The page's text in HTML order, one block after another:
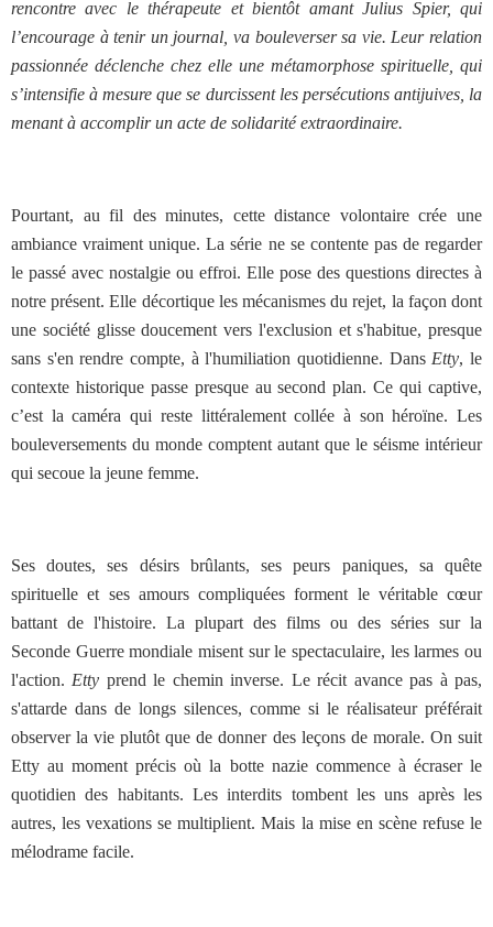
rencontre avec le thérapeute et bientôt amant Julius Spier, qui
l’encourage à tenir un journal, va bouleverser sa vie. Leur relation
passionnée déclenche chez elle une métamorphose spirituelle, qui
s’intensifie à mesure que se durcissent les persécutions antijuives, la
menant à accomplir un acte de solidarité extraordinaire.
Pourtant, au fil des minutes, cette distance volontaire crée une
ambiance vraiment unique. La série ne se contente pas de regarder
le passé avec nostalgie ou effroi. Elle pose des questions directes à
notre présent. Elle décortique les mécanismes du rejet, la façon dont
une société glisse doucement vers l'exclusion et s'habitue, presque
sans s'en rendre compte, à l'humiliation quotidienne. Dans Etty, le
contexte historique passe presque au second plan. Ce qui captive,
c’est la caméra qui reste littéralement collée à son héroïne. Les
bouleversements du monde comptent autant que le séisme intérieur
qui secoue la jeune femme.
Ses doutes, ses désirs brûlants, ses peurs paniques, sa quête
spirituelle et ses amours compliquées forment le véritable cœur
battant de l'histoire. La plupart des films ou des séries sur la
Seconde Guerre mondiale misent sur le spectaculaire, les larmes ou
l'action. Etty prend le chemin inverse. Le récit avance pas à pas,
s'attarde dans de longs silences, comme si le réalisateur préférait
observer la vie plutôt que de donner des leçons de morale. On suit
Etty au moment précis où la botte nazie commence à écraser le
quotidien des habitants. Les interdits tombent les uns après les
autres, les vexations se multiplient. Mais la mise en scène refuse le
mélodrame facile.